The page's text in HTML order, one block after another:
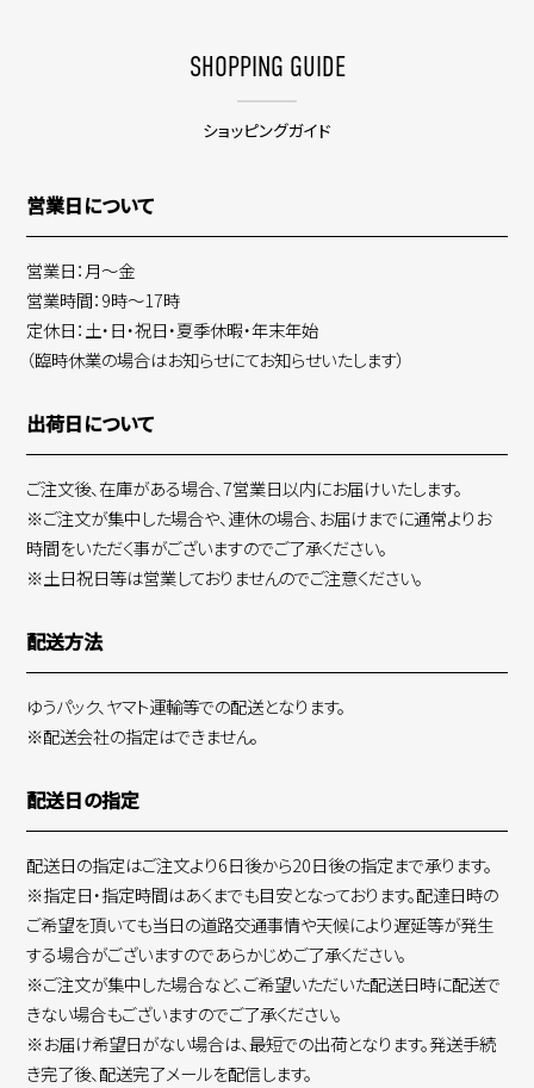
SHOPPING GUIDE
ショッピングガイド
営業日について
営業日：月～金
営業時間：9時～17時
定休日：土・日・祝日・夏季休暇・年末年始
（臨時休業の場合はお知らせにてお知らせいたします）
出荷日について
ご注文後、在庫がある場合、7営業日以内にお届けいたします。
※ご注文が集中した場合や、連休の場合、お届けまでに通常よりお
時間をいただく事がございますのでご了承ください。
※土日祝日等は営業しておりませんのでご注意ください。
配送方法
ゆうパック、ヤマト運輸等での配送となります。
※配送会社の指定はできません。
配送日の指定
配送日の指定はご注文より6日後から20日後の指定まで承ります。
※指定日・指定時間はあくまでも目安となっております。配達日時の
ご希望を頂いても当日の道路交通事情や天候により遅延等が発生
する場合がございますのであらかじめご了承ください。
※ご注文が集中した場合など、ご希望いただいた配送日時に配送で
きない場合もございますのでご了承ください。
※お届け希望日がない場合は、最短での出荷となります。発送手続
き完了後、配送完了メールを配信します。